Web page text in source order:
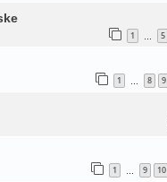
1 … 5
1 … 8 9
1 … 9 10